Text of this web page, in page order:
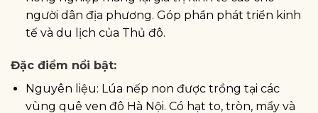
người dân địa phương. Góp phần phát triển kinh
tế và du lịch của Thủ đô.
Đặc điểm nổi bật:
Nguyên liệu: Lúa nếp non được trồng tại các
vùng quê ven đô Hà Nội. Có hạt to, tròn, mẩy và